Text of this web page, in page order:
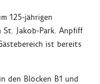
125-jährigen
St. Jakob-Park. Anpfiff
ist bereits
den Blöcken B1 und